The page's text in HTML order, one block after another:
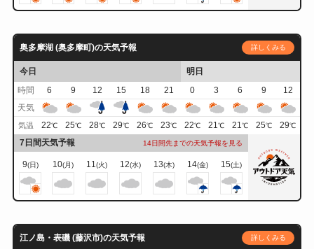
奥多摩湖 (奥多摩町)の天気予報 詳しくみる
今日
明日
時間
6 9 12 15 18 21 0 3 6 9
12
天気
気温 22℃ 25℃ 28℃ 29℃ 26℃ 23℃ 22℃ 21℃ 21℃ 25℃ 29℃
7日間天気予報 14日間先までの天気予報を見る
9(日) 10(月) 11(火) 12(水) 13(木) 14(金) 15(土)
江ノ島・表磯 (藤沢市)の天気予報 詳しくみる